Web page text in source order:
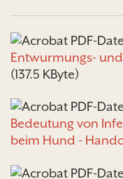
Entwurmungs-
(137.5 KByte)
Bedeutung von
beim Hund -